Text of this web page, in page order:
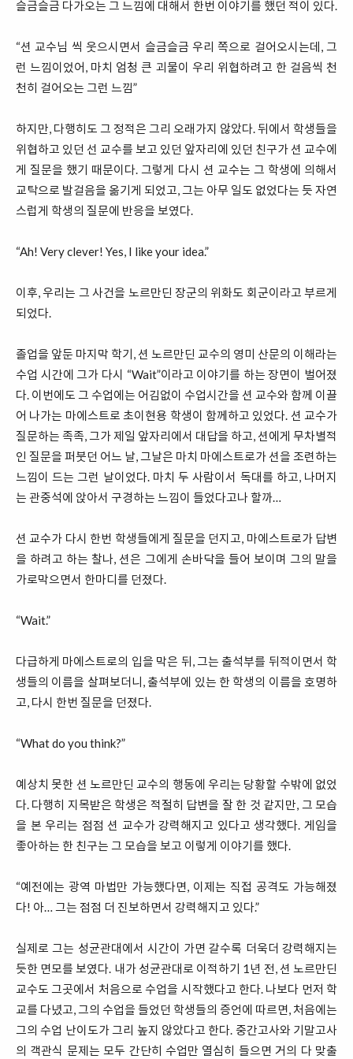
슬금슬금 다가오는 그 느낌에 대해서 한번 이야기를 했던 적이 있다.
“션 교수님 씩 웃으시면서 슬금슬금 우리 쪽으로 걸어오시는데, 그
런 느낌이었어, 마치 엄청 큰 괴물이 우리 위협하려고 한 걸음씩 천
천히 걸어오는 그런 느낌”
하지만, 다행히도 그 정적은 그리 오래가지 않았다. 뒤에서 학생들을
위협하고 있던 선 교수를 보고 있던 앞자리에 있던 친구가 션 교수에
게 질문을 했기 때문이다. 그렇게 다시 션 교수는 그 학생에 의해서
교탁으로 발걸음을 옮기게 되었고, 그는 아무 일도 없었다는 듯 자연
스럽게 학생의 질문에 반응을 보였다.
“Ah! Very clever! Yes, I like your idea.”
이후, 우리는 그 사건을 노르만딘 장군의 위화도 회군이라고 부르게
되었다.
졸업을 앞둔 마지막 학기, 션 노르만딘 교수의 영미 산문의 이해라는
수업 시간에 그가 다시 “Wait”이라고 이야기를 하는 장면이 벌어졌
다. 이번에도 그 수업에는 어김없이 수업시간을 션 교수와 함께 이끌
어 나가는 마에스트로 초이현용 학생이 함께하고 있었다. 션 교수가
질문하는 족족, 그가 제일 앞자리에서 대답을 하고, 션에게 무차별적
인 질문을 퍼붓던 어느 날, 그날은 마치 마에스트로가 션을 조련하는
느낌이 드는 그런 날이었다. 마치 두 사람이서 독대를 하고, 나머지
는 관중석에 앉아서 구경하는 느낌이 들었다고나 할까…
션 교수가 다시 한번 학생들에게 질문을 던지고, 마에스트로가 답변
을 하려고 하는 찰나, 션은 그에게 손바닥을 들어 보이며 그의 말을
가로막으면서 한마디를 던졌다.
“Wait.”
다급하게 마에스트로의 입을 막은 뒤, 그는 출석부를 뒤적이면서 학
생들의 이름을 살펴보더니, 출석부에 있는 한 학생의 이름을 호명하
고, 다시 한번 질문을 던졌다.
“What do you think?”
예상치 못한 션 노르만딘 교수의 행동에 우리는 당황할 수밖에 없었
다. 다행히 지목받은 학생은 적절히 답변을 잘 한 것 같지만, 그 모습
을 본 우리는 점점 션 교수가 강력해지고 있다고 생각했다. 게임을
좋아하는 한 친구는 그 모습을 보고 이렇게 이야기를 했다.
“예전에는 광역 마법만 가능했다면, 이제는 직접 공격도 가능해졌
다! 아… 그는 점점 더 진보하면서 강력해지고 있다.”
실제로 그는 성균관대에서 시간이 가면 갈수록 더욱더 강력해지는
듯한 면모를 보였다. 내가 성균관대로 이적하기 1년 전, 션 노르만딘
교수도 그곳에서 처음으로 수업을 시작했다고 한다. 나보다 먼저 학
교를 다녔고, 그의 수업을 들었던 학생들의 증언에 따르면, 처음에는
그의 수업 난이도가 그리 높지 않았다고 한다. 중간고사와 기말고사
의 객관식 문제는 모두 간단히 수업만 열심히 들으면 거의 다 맞출